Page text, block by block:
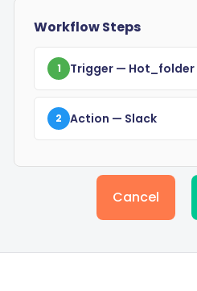
Workflow Steps
1 Trigger — Hot_folder
2 Action — Slack
Cancel